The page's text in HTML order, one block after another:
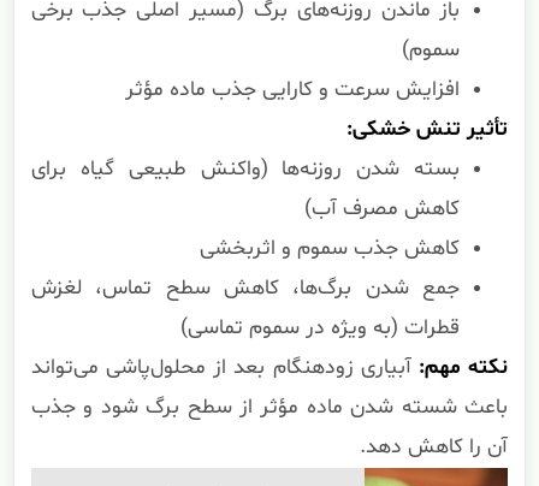
باز ماندن روزنه‌های برگ (مسیر اصلی جذب برخی
سموم)
افزایش سرعت و کارایی جذب ماده مؤثر
تأثیر تنش خشکی:
بسته شدن روزنه‌ها (واکنش طبیعی گیاه برای
کاهش مصرف آب)
کاهش جذب سموم و اثربخشی
جمع شدن برگ‌ها، کاهش سطح تماس، لغزش
قطرات (به ویژه در سموم تماسی)
نکته مهم: آبیاری زودهنگام بعد از محلول‌پاشی می‌تواند
باعث شسته شدن ماده مؤثر از سطح برگ شود و جذب
آن را کاهش دهد.